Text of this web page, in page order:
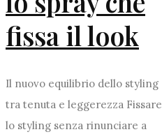
fissa il look
Il nuovo equilibrio dello styling
tra tenuta e leggerezza Fissare
lo styling senza rinunciare a